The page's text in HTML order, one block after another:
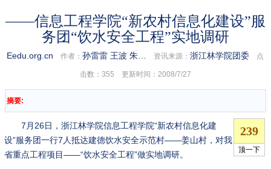
——信息工程学院“新农村信息化建设”服
务团“饮水安全工程”实地调研
Eedu.org.cn 作者：孙雷雷 王波 朱… 资讯来源：浙江林学院团委 点
击数： 355 更新时间：2008/7/27
摘要:
7月26日，浙江林学院信息工程学院“新农村信息化建
设”服务团一行7人抵达建德饮水安全示范村——姜山村，对我
省重点工程项目——“饮水安全工程”做实地调研。